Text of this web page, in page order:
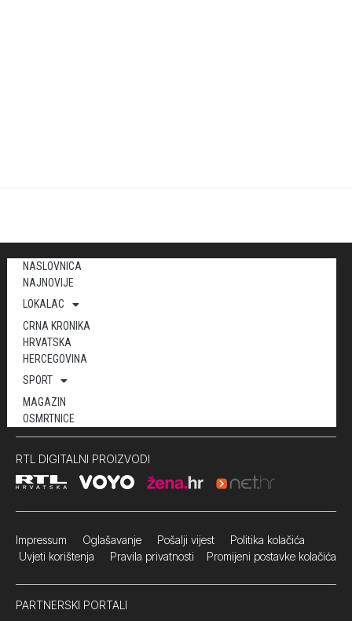
NASLOVNICA
NAJNOVIJE
LOKALAC
CRNA KRONIKA
HRVATSKA
HERCEGOVINA
SPORT
MAGAZIN
OSMRTNICE
RTL DIGITALNI PROIZVODI
Impressum Oglašavanje Pošalji vijest Politika kolačića
Uvjeti korištenja Pravila privatnosti Promijeni postavke kolačića
PARTNERSKI PORTALI